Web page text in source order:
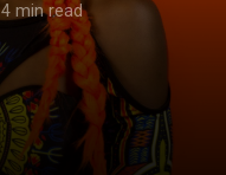
4 min read